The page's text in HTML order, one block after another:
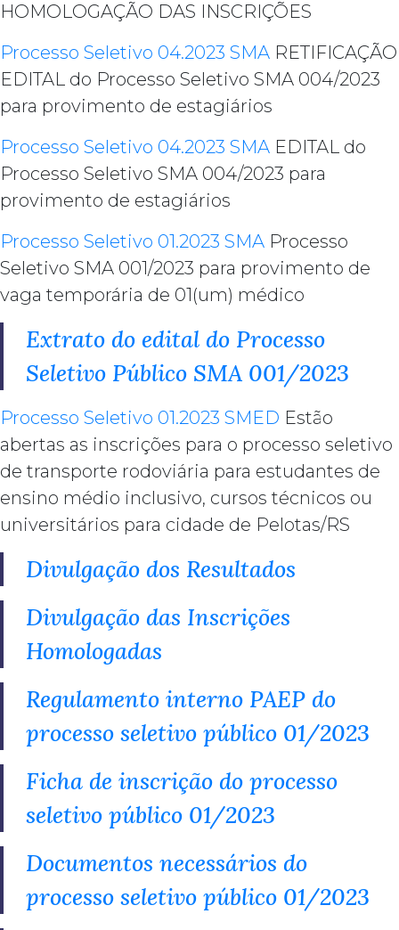
HOMOLOGAÇÃO DAS INSCRIÇÕES
Processo Seletivo 04.2023 SMA RETIFICAÇÃO
EDITAL do Processo Seletivo SMA 004/2023
para provimento de estagiários
Processo Seletivo 04.2023 SMA EDITAL do
Processo Seletivo SMA 004/2023 para
provimento de estagiários
Processo Seletivo 01.2023 SMA Processo
Seletivo SMA 001/2023 para provimento de
vaga temporária de 01(um) médico
Extrato do edital do Processo
Seletivo Público SMA 001/2023
Processo Seletivo 01.2023 SMED Estão
abertas as inscrições para o processo seletivo
de transporte rodoviária para estudantes de
ensino médio inclusivo, cursos técnicos ou
universitários para cidade de Pelotas/RS
Divulgação dos Resultados
Divulgação das Inscrições
Homologadas
Regulamento interno PAEP do
processo seletivo público 01/2023
Ficha de inscrição do processo
seletivo público 01/2023
Documentos necessários do
processo seletivo público 01/2023